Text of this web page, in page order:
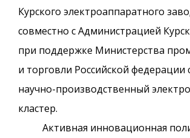
Курского электроаппаратного
совместно с Администрацией
при поддержке Министерства
и торговли Российской федерации
научно-производственный
кластер.
Активная инновационная